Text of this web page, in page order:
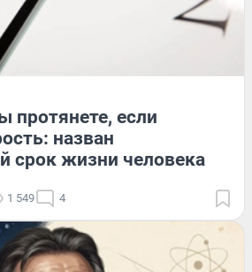
протянете, если
назван
срок жизни человека
1 549 4